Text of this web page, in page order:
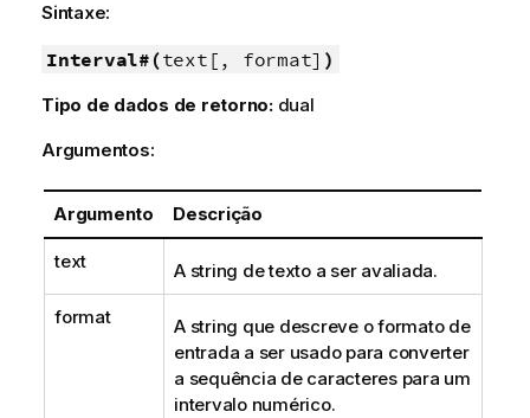
Sintaxe:
Interval#(text[, format] )
Tipo de dados de retorno: dual
Argumentos:
Argumento Descrição
text A string de texto a ser avaliada.
format
A string que descreve o formato de
entrada a ser usado para converter
a sequência de caracteres para um
intervalo numérico.